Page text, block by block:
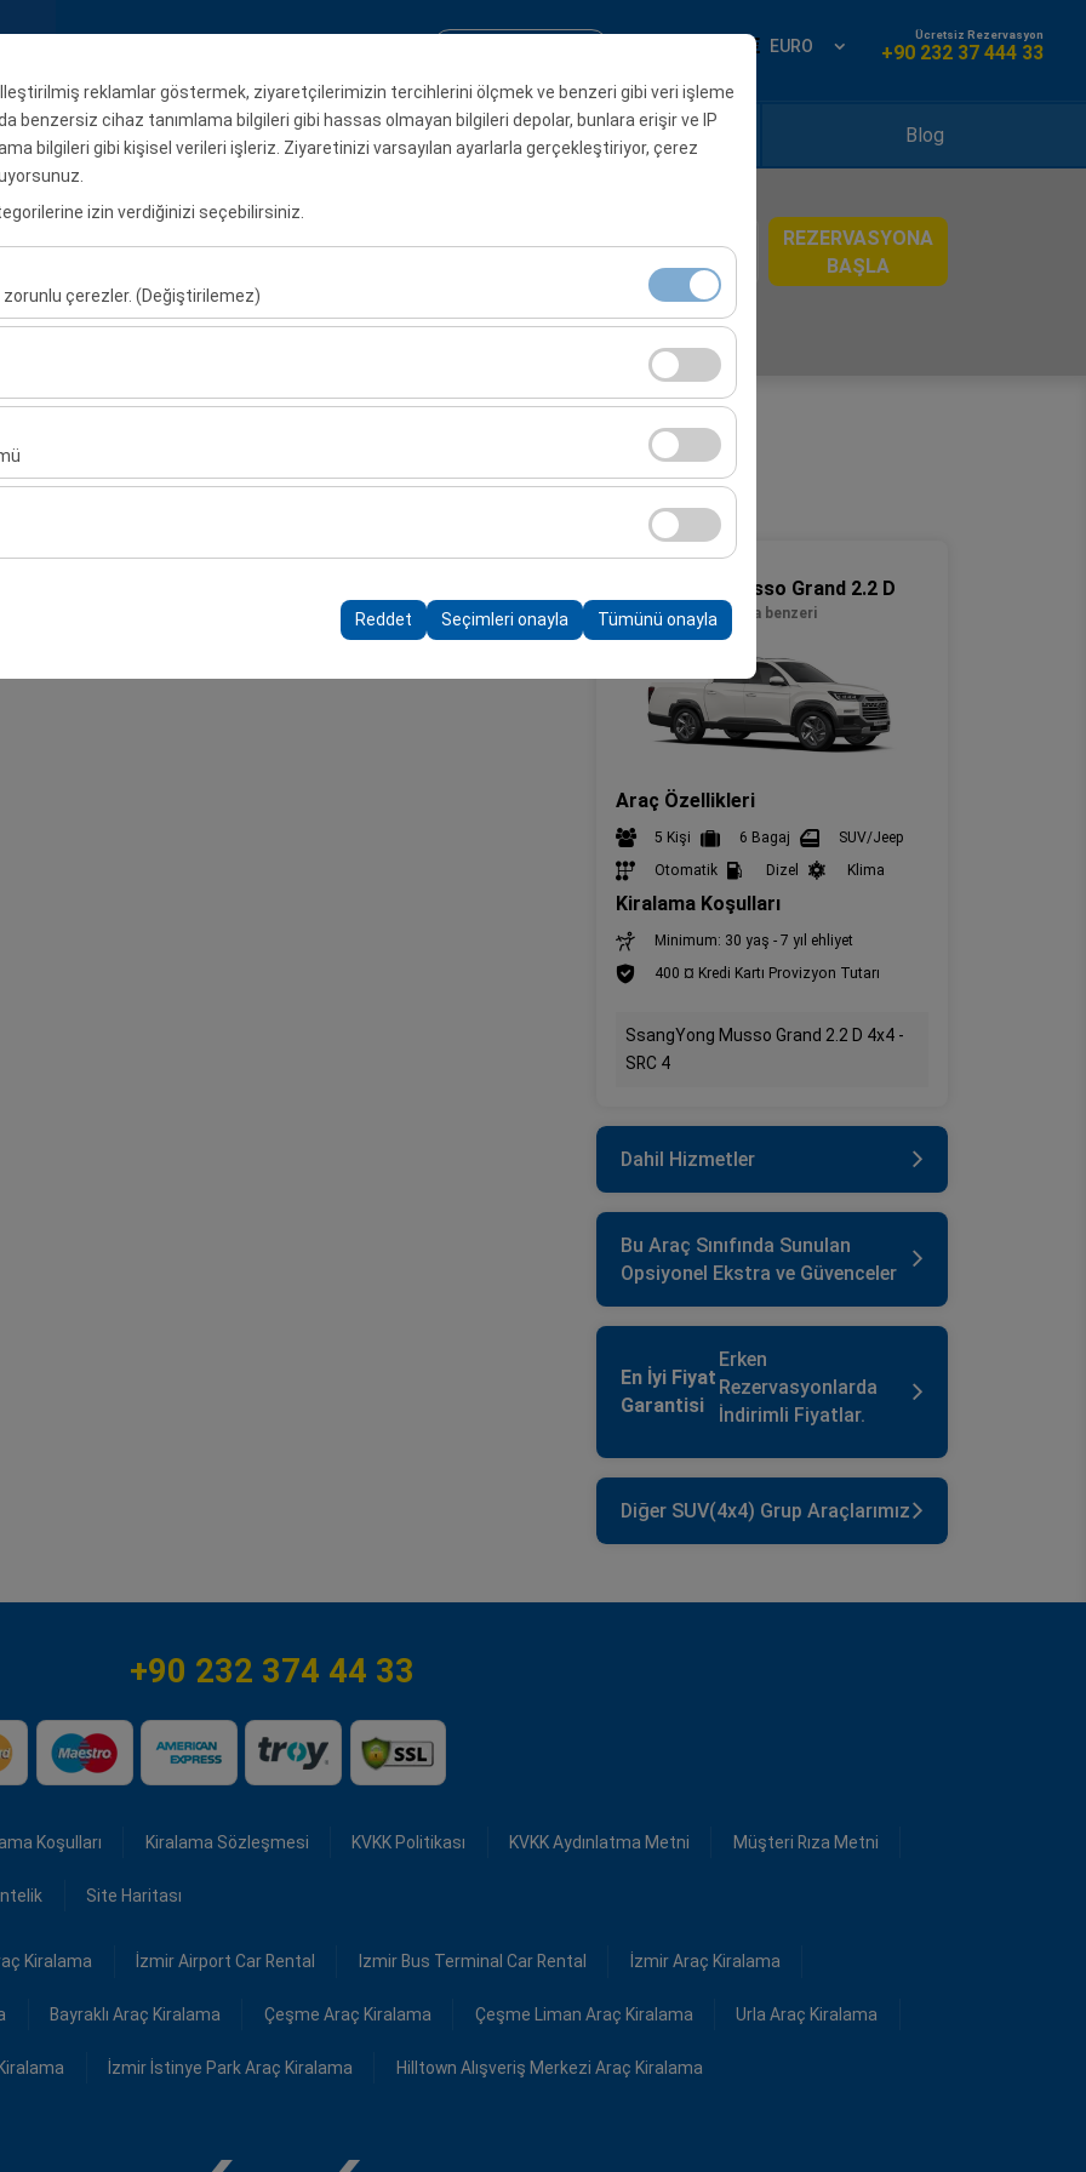
reklamlar göstermek, ziyaretçilerimizin tercihlerini ölçmek ve benzeri gibi veri işleme
benzersiz cihaz tanımlama bilgileri gibi hassas olmayan bilgileri depolar, bunlara erişir ve IP
bilgileri gibi kişisel verileri işleriz. Ziyaretinizi varsayılan ayarlarla gerçekleştiriyor, çerez
izin verdiğinizi seçebilirsiniz.
zorunlu çerezler. (Değiştirilemez)
şekilde çalışması, güvenlik, oturum yönetimi ve temel işlevler için gereklidir. Devre dışı
kullanıldığını (ziyaretçi sayısı, en çok ziyaret edilen sayfalar, kullanıcı davranışları) analiz
web sitesi performansını ölçmek ve kullanıcı deneyimini sürekli iyileştirmek için kullanılır.
uygun kişiselleştirilmiş reklamlar göstermemize ve reklam kampanyalarımızın
tıklama oranı) ölçmemize olanak tanır.
ve sürekliliğini sağlamak amacıyla kullanılır.
Reddet Seçimleri onayla Tümünü onayla
EURO
Ücretsiz Rezervasyon
+90 232 37 444 33
Aylık Kiralama Kiralama Noktaları Blog
Alış Tarih & Saat
08:00 08:00
REZERVASYONA
BAŞLA
4x4 - SRC 4
D 4x4 - SRC 4
SsangYong Musso Grand 2.2 D
4x4 - SRC 4
veya benzeri
Araç Özellikleri
5 Kişi 6 Bagaj
SUV/Jeep
Otomatik
Dizel Klima
Kiralama Koşulları
Minimum: 30 yaş - 7 yıl ehliyet
400 ¤ Kredi Kartı Provizyon Tutarı
SsangYong Musso Grand 2.2 D 4x4 -
SRC 4
Dahil Hizmetler
Bu Araç Sınıfında Sunulan
Opsiyonel Ekstra ve Güvenceler
En İyi Fiyat
Garantisi
Erken
Rezervasyonlarda
İndirimli Fiyatlar.
Diğer SUV(4x4) Grup Araçlarımız
+90 232 374 44 33
Koşulları Kiralama Sözleşmesi KVKK Politikası KVKK Aydınlatma Metni Müşteri Rıza Metni
Site Haritası
Kiralama İzmir Airport Car Rental Izmir Bus Terminal Car Rental İzmir Araç Kiralama
Bayraklı Araç Kiralama Çeşme Araç Kiralama Çeşme Liman Araç Kiralama Urla Araç Kiralama
İzmir İstinye Park Araç Kiralama Hilltown Alışveriş Merkezi Araç Kiralama